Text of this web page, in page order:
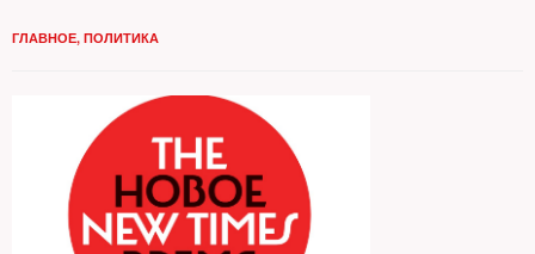
ГЛАВНОЕ, ПОЛИТИКА